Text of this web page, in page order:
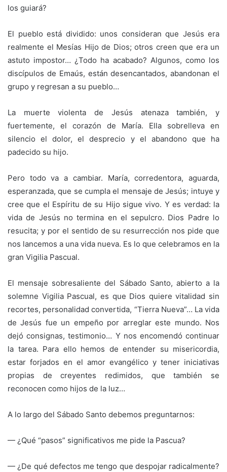
los guiará?
El pueblo está dividido: unos consideran que Jesús era
realmente el Mesías Hijo de Dios; otros creen que era un
astuto impostor… ¿Todo ha acabado? Algunos, como los
discípulos de Emaús, están desencantados, abandonan el
grupo y regresan a su pueblo…
La muerte violenta de Jesús atenaza también, y
fuertemente, el corazón de María. Ella sobrelleva en
silencio el dolor, el desprecio y el abandono que ha
padecido su hijo.
Pero todo va a cambiar. María, corredentora, aguarda,
esperanzada, que se cumpla el mensaje de Jesús; intuye y
cree que el Espíritu de su Hijo sigue vivo. Y es verdad: la
vida de Jesús no termina en el sepulcro. Dios Padre lo
resucita; y por el sentido de su resurrección nos pide que
nos lancemos a una vida nueva. Es lo que celebramos en la
gran Vigilia Pascual.
El mensaje sobresaliente del Sábado Santo, abierto a la
solemne Vigilia Pascual, es que Dios quiere vitalidad sin
recortes, personalidad convertida, “Tierra Nueva”… La vida
de Jesús fue un empeño por arreglar este mundo. Nos
dejó consignas, testimonio… Y nos encomendó continuar
la tarea. Para ello hemos de entender su misericordia,
estar forjados en el amor evangélico y tener iniciativas
propias de creyentes redimidos, que también se
reconocen como hijos de la luz…
A lo largo del Sábado Santo debemos preguntarnos:
— ¿Qué “pasos” significativos me pide la Pascua?
— ¿De qué defectos me tengo que despojar radicalmente?